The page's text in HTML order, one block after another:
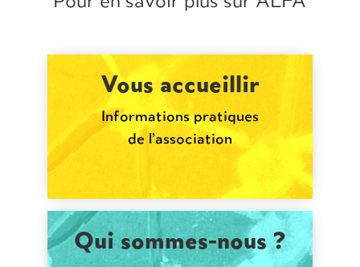
Vous accueillir
Informations pratiques
de l’association
Qui sommes-nous ?